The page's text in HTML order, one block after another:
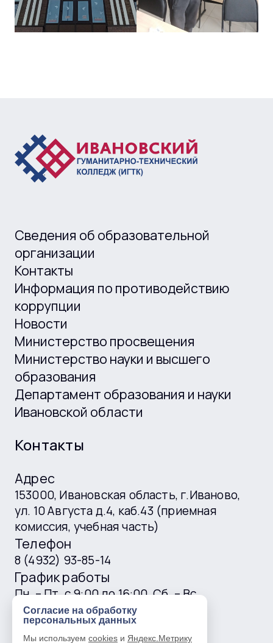
Сведения об образовательной
организации
Контакты
Информация по противодействию
коррупции
Новости
Министерство просвещения
Министерство науки и высшего
образования
Департамент образования и науки
Ивановской области
Контакты
Адрес
153000, Ивановская область, г.Иваново,
ул. 10 Августа д.4, каб.43 (приемная
комиссия, учебная часть)
Телефон
8 (4932) 93-85-14
График работы
Пн. – Пт. с 9:00 до 16:00, Сб. – Вс.
выходные
E-mail
Согласие на обработку
персональных данных
Мы используем cookies и Яндекс.Метрику